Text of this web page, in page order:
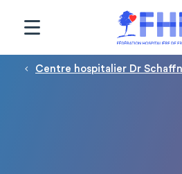
Fil d'Ariane
Centre hospitalier Dr
Panneau de gestion des cookies